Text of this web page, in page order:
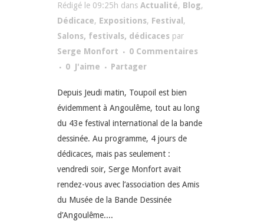
Rédigé le 09:25h dans Actualité, Blog,
Dédicace, Expositions, Festival ,
Salons, festivals, dédicaces par
Serge Monfort
0 Commentaires
0 J'aime Partager
Depuis Jeudi matin, Toupoil est bien
évidemment à Angoulême, tout au long
du 43e festival international de la bande
dessinée. Au programme, 4 jours de
dédicaces, mais pas seulement :
vendredi soir, Serge Monfort avait
rendez-vous avec l’association des Amis
du Musée de la Bande Dessinée
d’Angoulême....